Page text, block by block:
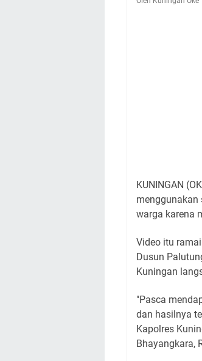
KUNINGAN
menggunakan
warga karena
Video itu
Dusun
Kuningan
"Pasca
dan hasilnya
Kapolres
Bhayangkara,